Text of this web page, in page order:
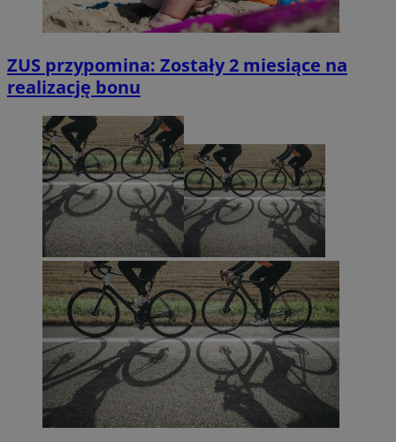
ZUS przypomina: Zostały 2 miesiące na
realizację bonu